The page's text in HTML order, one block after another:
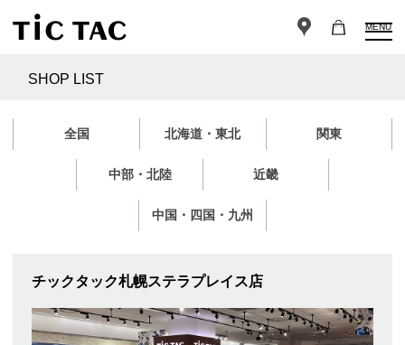
MENU
SHOP LIST
全国 北海道・東北 関東
中部・北陸 近畿
中国・四国・九州
チックタック札幌ステラプレイス店